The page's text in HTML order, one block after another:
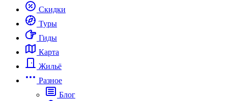
Скидки
Туры
Гиды
Карта
Жильё
Разное
Блог